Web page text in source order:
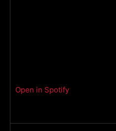
Open in Spotify